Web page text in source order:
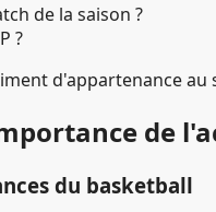
de la saison ?
?
d'appartenance au
de
du basketball